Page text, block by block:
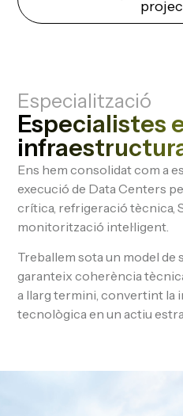
Especialització
Especialistes
Ens hem consolidat com a
execució de Data Centers
crítica, refrigeració tècnica,
monitorització intel·ligent.
Treballem sota un model
garanteix coherència
a llarg termini, convertint la
tecnològica en un actiu